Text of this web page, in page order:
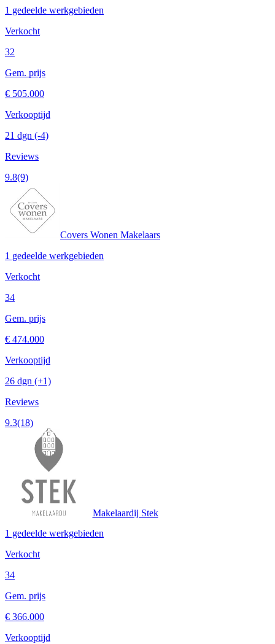
1 gedeelde werkgebieden
Verkocht
32
Gem. prijs
€ 505.000
Verkooptijd
21 dgn (-4)
Reviews
9.8(9)
Covers Wonen Makelaars
1 gedeelde werkgebieden
Verkocht
34
Gem. prijs
€ 474.000
Verkooptijd
26 dgn (+1)
Reviews
9.3(18)
Makelaardij Stek
1 gedeelde werkgebieden
Verkocht
34
Gem. prijs
€ 366.000
Verkooptijd